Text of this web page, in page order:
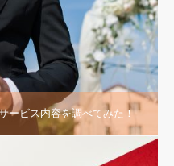
ービス内容を調べてみた！